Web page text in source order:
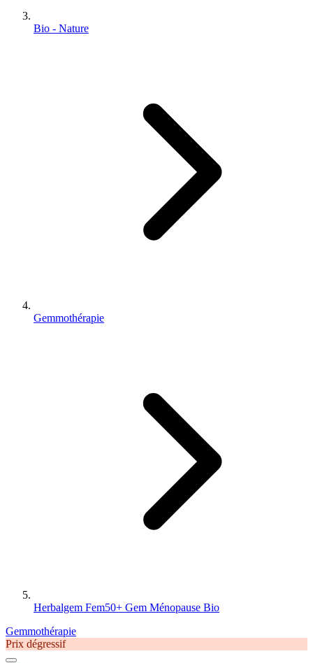
Bio - Nature
Gemmothérapie
Herbalgem Fem50+ Gem Ménopause Bio
Gemmothérapie
Prix dégressif